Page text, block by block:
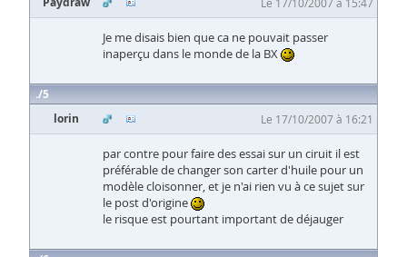
Le 17/10/2007 à 15:47
Je me disais bien que ca ne pouvait passer
inaperçu dans le monde de la BX
5
lorin
Le 17/10/2007 à 16:21
par contre pour faire des essai sur un ciruit il est
préférable de changer son carter d'huile pour un
modèle cloisonner, et je n'ai rien vu à ce sujet sur
le post d'origine
le risque est pourtant important de déjauger